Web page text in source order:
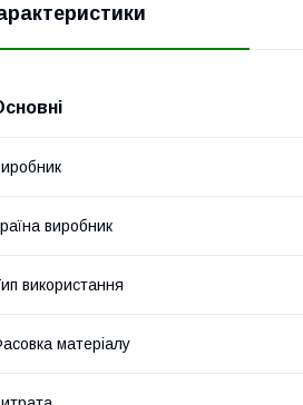
виробник
використання
матеріалу